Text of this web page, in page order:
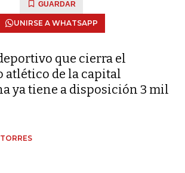
GUARDAR
UNIRSE A WHATSAPP
que cierra el
atlético de la capital
ya tiene a disposición 3 mil